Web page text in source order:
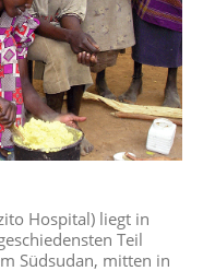
Hospital) liegt in
Teil
Südsudan, mitten in